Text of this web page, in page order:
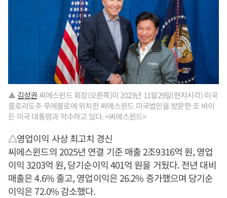
▲ 김성권 씨에스윈드 회장(오른쪽)이 2023년 11월29일(현지시각) 미국
콜로라도주 푸에블로에 위치한 씨에스윈드 미국법인을 방문한 조 바이
든 미국 대통령과 악수하고 있다. <씨에스윈드>
△영업이익 사상 최고치 경신
씨에스윈드의 2025년 연결 기준 매출 2조9316억 원, 영업
이익 3203억 원, 당기순이익 401억 원을 거뒀다. 전년 대비
매출은 4.6% 줄고, 영업이익은 26.2% 증가했으며 당기순
이익은 72.0% 감소했다.